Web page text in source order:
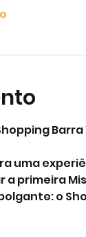
uma
a primeira
o